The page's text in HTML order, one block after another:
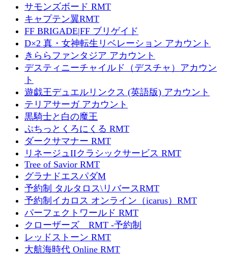
サモンズボード RMT
キャプテン翼RMT
FF BRIGADE|FF ブリゲイド
D×2 真・女神転生リベレーション アカウント
きららファンタジア アカウント
デスティニーチャイルド（デスチャ）アカウン
ト
遊戯王デュエルリンクス (英語版) アカウント
テリアサーガ アカウント
黒騎士と白の魔王
ぷちっとくろにくる RMT
ダークサマナー RMT
リネージュIIクラシックサービス RMT
Tree of Savior RMT
グラナドエスパダM
予約制 タルタロス\リバースRMT
予約制イカロス オンライン（icarus）RMT
パーフェクトワールド RMT
クローザーズ RMT -予約制
レッドストーン RMT
大航海時代 Online RMT